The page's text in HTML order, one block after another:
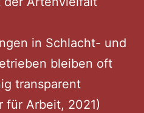
in Schlacht- und
bleiben oft
transparent
für Arbeit, 2021)